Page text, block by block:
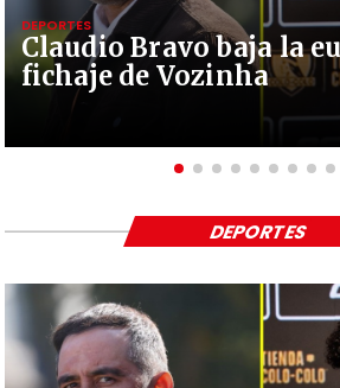
Claudio Bravo baja la
fichaje de Vozinha
DEPORTES
DEPORTES